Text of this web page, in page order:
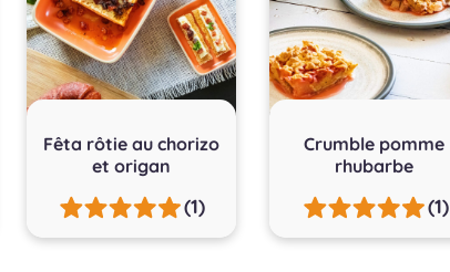
Fêta rôtie au chorizo
et origan
(1)
Crumble pomme
rhubarbe
(1)